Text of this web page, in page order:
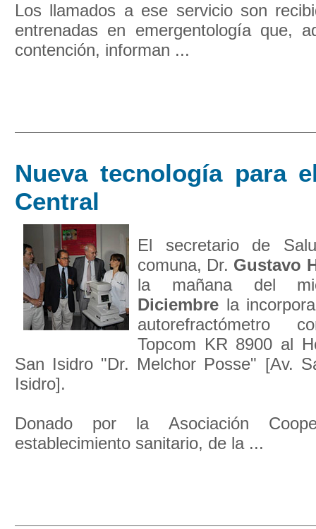
Los llamados a ese servicio son
entrenadas en emergentología que,
contención, informan ...
Nueva tecnología para
Central
El secretario de
comuna, Dr. Gustavo
la mañana del
Diciembre la
autorefractómetro
Topcom KR 8900 al
San Isidro "Dr. Melchor Posse" [Av.
Isidro].
Donado por la Asociación
establecimiento sanitario, de la ...